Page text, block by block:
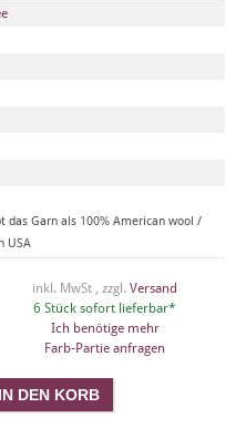
das Garn als 100% American wool /
USA
inkl. MwSt , zzgl. Versand
6 Stück sofort lieferbar*
Ich benötige mehr
Farb-Partie anfragen